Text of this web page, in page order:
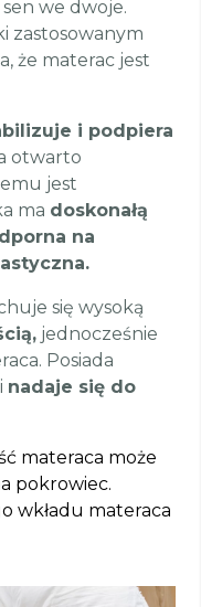
we dwoje.
zastosowanym
że materac jest
i podpiera
otwarto
jest
ma doskonałą
na
się wysoką
jednocześnie
Posiada
i nadaje się do
materaca może
pokrowiec.
wkładu materaca